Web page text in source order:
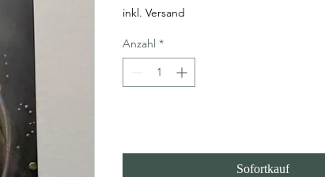
inkl. Versand
Anzahl *
Sofortkauf